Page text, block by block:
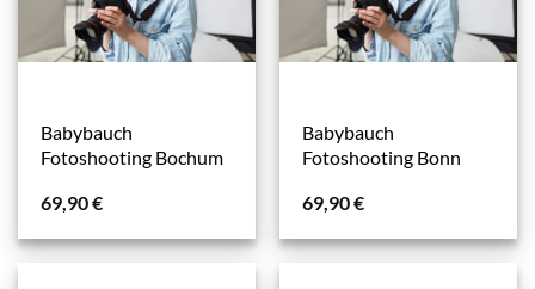
Babybauch
Fotoshooting Bochum
69,90€
Babybauch
Fotoshooting Bonn
69,90€